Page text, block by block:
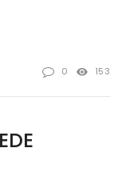
0 153